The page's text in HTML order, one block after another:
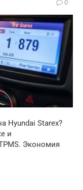
0
Hyundai Starex?
и
Экономия